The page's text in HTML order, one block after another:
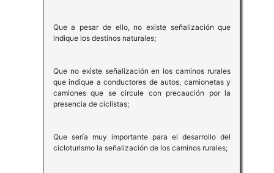
Que a pesar de ello, no existe señalización que
indique los destinos naturales;
Que no existe señalización en los caminos rurales
que indique a conductores de autos, camionetas y
camiones que se circule con precaución por la
presencia de ciclistas;
Que sería muy importante para el desarrollo del
cicloturismo la señalización de los caminos rurales;